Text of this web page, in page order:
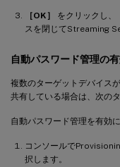
［OK］
をクリックし、
スを閉じてStreaming
自動パスワード管理の
複数のターゲットデバイス
共有している場合は、次の
自動パスワード管理を有効
コンソールで
択します。